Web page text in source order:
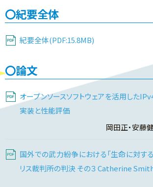
紀要全体
紀要全体(PDF:15.8MB)
論文
オープンソースソフトウェアを活用した
実装と性能評価
岡田正・安
国外での武力紛争における「生命に対す
リス裁判所の判決 その３ Catherine